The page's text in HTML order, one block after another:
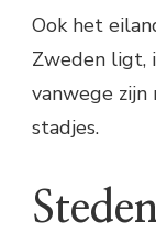
Ook het
Zweden ligt,
vanwege
stadjes.